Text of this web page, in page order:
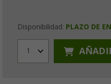
Disponibilidad: PLAZO DE
1